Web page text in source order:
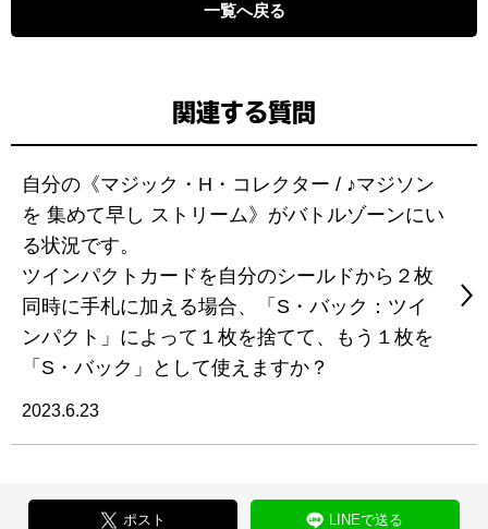
一覧へ戻る
関連する質問
自分の《マジック・H・コレクター / ♪マジソン
を 集めて早し ストリーム》がバトルゾーンにい
る状況です。
ツインパクトカードを自分のシールドから２枚
同時に手札に加える場合、「S・バック：ツイ
ンパクト」によって１枚を捨てて、もう１枚を
「S・バック」として使えますか？
2023.6.23
ポスト LINEで送る